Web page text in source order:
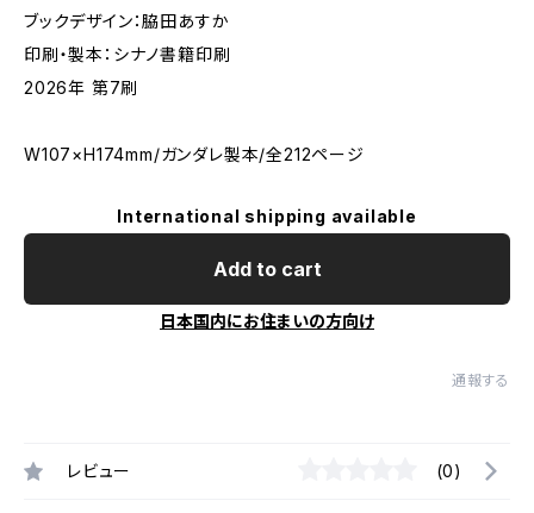
ブックデザイン：脇田あすか
印刷・製本：シナノ書籍印刷
2026年 第7刷
W107×H174mm/ガンダレ製本/全212ページ
International shipping available
Add to cart
日本国内にお住まいの方向け
通報する
レビュー (0)